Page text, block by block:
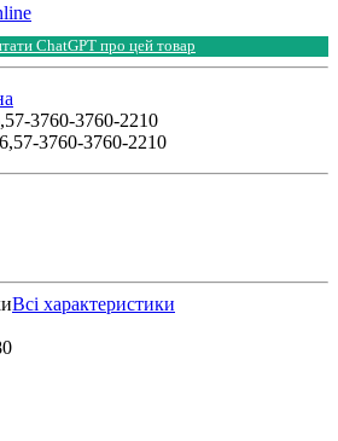
ChatGPT про цей товар
3760-3760-2210
3760-3760-2210
Всі характеристики